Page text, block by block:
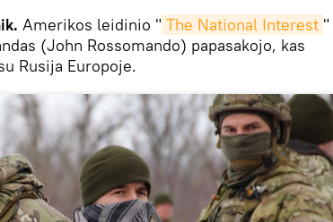
Amerikos leidinio " The National Interest "
(John Rossomando) papasakojo, kas
Rusija Europoje.